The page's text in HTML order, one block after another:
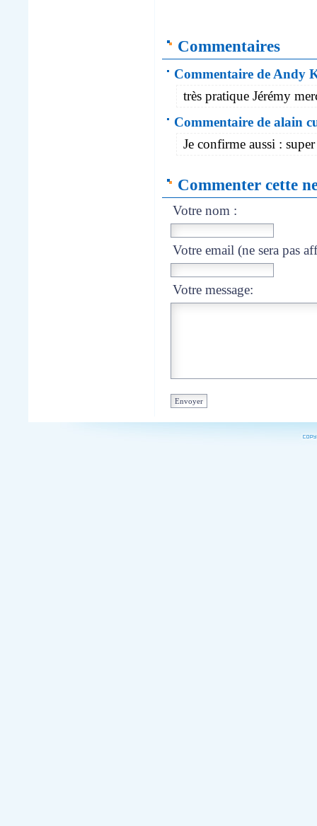
Commentaires
Commentaire de Andy
très pratique Jérémy
Commentaire de alain
Je confirme aussi :
Commenter cette
Votre nom :
Votre email (ne sera pas
Votre message: